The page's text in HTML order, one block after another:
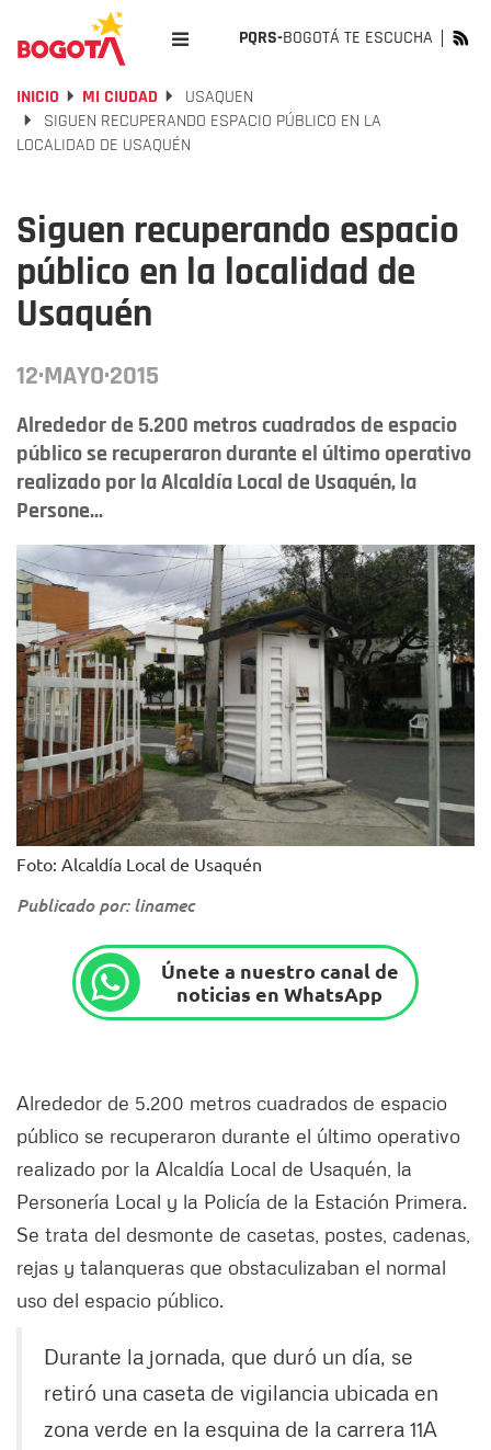
PQRS-BOGOTÁ TE ESCUCHA
INICIO MI CIUDAD
USAQUEN
SIGUEN RECUPERANDO ESPACIO PÚBLICO EN LA
LOCALIDAD DE USAQUÉN
Siguen recuperando espacio
público en la localidad de
Usaquén
12·MAYO·2015
Alrededor de 5.200 metros cuadrados de espacio
público se recuperaron durante el último operativo
realizado por la Alcaldía Local de Usaquén, la
Persone...
Foto: Alcaldía Local de Usaquén
Publicado por: linamec
Únete a nuestro canal de
noticias en WhatsApp
Alrededor de 5.200 metros cuadrados de espacio
público se recuperaron durante el último operativo
realizado por la Alcaldía Local de Usaquén, la
Personería Local y la Policía de la Estación Primera.
Se trata del desmonte de casetas, postes, cadenas,
rejas y talanqueras que obstaculizaban el normal
uso del espacio público.
Durante la jornada, que duró un día, se
retiró una caseta de vigilancia ubicada en
zona verde en la esquina de la carrera 11A